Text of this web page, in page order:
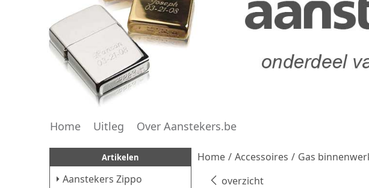
Home Uitleg Over Aanstekers.be
Artikelen
Aanstekers Zippo
Home / Accessoires / Gas
overzicht